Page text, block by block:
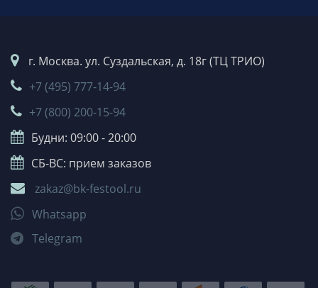
г. Москва. ул. Суздальская, д. 18г (ТЦ ТРИО)
+7 (495) 777-14-94
+7 (800) 200-15-94
Будни: 09:00 - 20:00
СБ-ВС: прием заказов
zakaz@bk-festool.ru
Whatsapp
Telegram